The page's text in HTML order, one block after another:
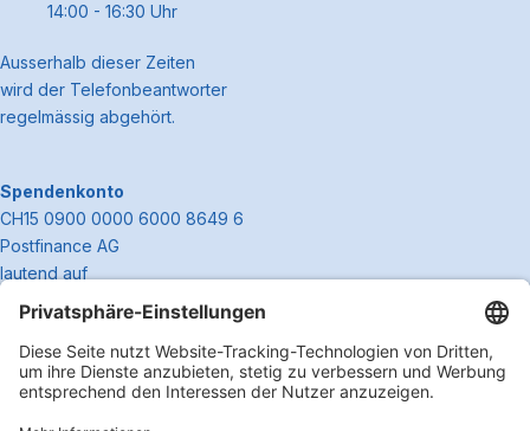
14:00 - 16:30 Uhr
Ausserhalb dieser Zeiten
wird der Telefonbeantworter
regelmässig abgehört.
Spendenkonto
CH15 0900 0000 6000 8649 6
Postfinance AG
lautend auf
Spitex Rontal plus
Wydenhofstrasse 6
6030 Ebikon